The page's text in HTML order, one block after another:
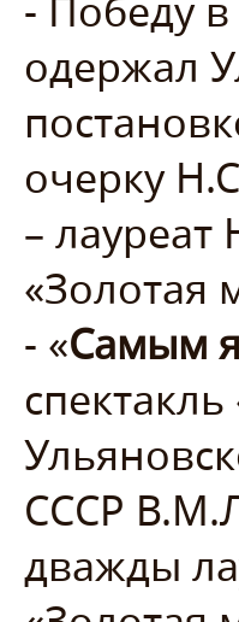
одержал
очерку
–
«Золотая
- «Самым
спектакль
СССР
дважды